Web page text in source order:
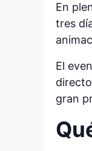
En
tres
El
gran